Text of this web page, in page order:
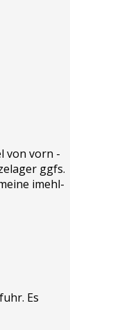
von vorn -
ggfs.
imehl-
Es